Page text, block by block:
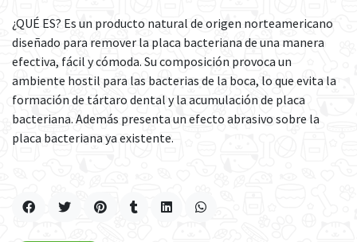
¿QUÉ ES? Es un producto natural de origen norteamericano
diseñado para remover la placa bacteriana de una manera
efectiva, fácil y cómoda. Su composición provoca un
ambiente hostil para las bacterias de la boca, lo que evita la
formación de tártaro dental y la acumulación de placa
bacteriana. Además presenta un efecto abrasivo sobre la
placa bacteriana ya existente.